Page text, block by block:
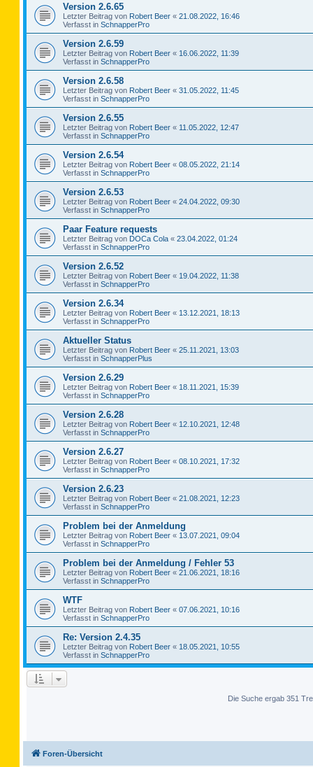
Version 2.6.65
Letzter Beitrag von Robert Beer « 21.08.2022, 16:46
Verfasst in SchnapperPro
Version 2.6.59
Letzter Beitrag von Robert Beer « 16.06.2022, 11:39
Verfasst in SchnapperPro
Version 2.6.58
Letzter Beitrag von Robert Beer « 31.05.2022, 11:45
Verfasst in SchnapperPro
Version 2.6.55
Letzter Beitrag von Robert Beer « 11.05.2022, 12:47
Verfasst in SchnapperPro
Version 2.6.54
Letzter Beitrag von Robert Beer « 08.05.2022, 21:14
Verfasst in SchnapperPro
Version 2.6.53
Letzter Beitrag von Robert Beer « 24.04.2022, 09:30
Verfasst in SchnapperPro
Paar Feature requests
Letzter Beitrag von DOCa Cola « 23.04.2022, 01:24
Verfasst in SchnapperPro
Version 2.6.52
Letzter Beitrag von Robert Beer « 19.04.2022, 11:38
Verfasst in SchnapperPro
Version 2.6.34
Letzter Beitrag von Robert Beer « 13.12.2021, 18:13
Verfasst in SchnapperPro
Aktueller Status
Letzter Beitrag von Robert Beer « 25.11.2021, 13:03
Verfasst in SchnapperPlus
Version 2.6.29
Letzter Beitrag von Robert Beer « 18.11.2021, 15:39
Verfasst in SchnapperPro
Version 2.6.28
Letzter Beitrag von Robert Beer « 12.10.2021, 12:48
Verfasst in SchnapperPro
Version 2.6.27
Letzter Beitrag von Robert Beer « 08.10.2021, 17:32
Verfasst in SchnapperPro
Version 2.6.23
Letzter Beitrag von Robert Beer « 21.08.2021, 12:23
Verfasst in SchnapperPro
Problem bei der Anmeldung
Letzter Beitrag von Robert Beer « 13.07.2021, 09:04
Verfasst in SchnapperPro
Problem bei der Anmeldung / Fehler 53
Letzter Beitrag von Robert Beer « 21.06.2021, 18:16
Verfasst in SchnapperPro
WTF
Letzter Beitrag von Robert Beer « 07.06.2021, 10:16
Verfasst in SchnapperPro
Re: Version 2.4.35
Letzter Beitrag von Robert Beer « 18.05.2021, 10:55
Verfasst in SchnapperPro
Die Suche ergab 351
Foren-Übersicht